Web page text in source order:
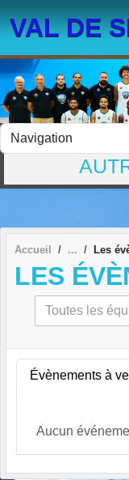
VAL DE
Accueil Les
LES
Évènements à
Aucun